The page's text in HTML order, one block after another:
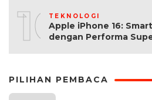
10TEKNOLOGI
Apple iPhone 16:
dengan Performa
PILIHAN PEMBACA